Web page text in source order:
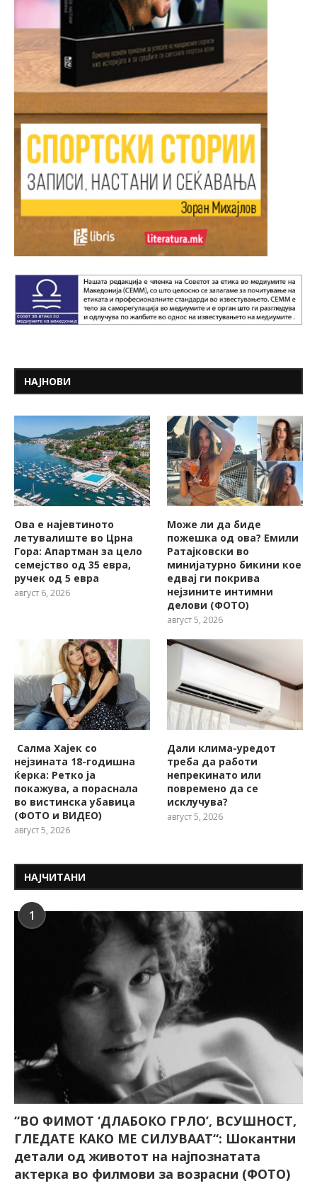
НАЈНОВИ
Ова е најевтиното
летувалиште во Црна
Гора: Апартман за цело
семејство од 35 евра,
ручек од 5 евра
август 6, 2026
Може ли да биде
пожешкa од ова? Емили
Ратајковски во
минијатурно бикини кое
едвај ги покрива
нејзините интимни
делови (ФОТО)
август 5, 2026
Салма Хајек со
нејзината 18-годишна
ќерка: Ретко ја
покажува, a пораснала
во вистинска убавица
(ФОТО и ВИДЕО)
август 5, 2026
Дали клима-уредот
треба да работи
непрекинато или
повремено да се
исклучува?
август 5, 2026
НАЈЧИТАНИ
1
“ВО ФИМОТ ‘ДЛАБОКО ГРЛО’, ВСУШНОСТ,
ГЛЕДАТЕ КАКО МЕ СИЛУВААТ“: Шокантни
детали од животот на најпознатата
актерка во филмови за возрасни (ФОТО)